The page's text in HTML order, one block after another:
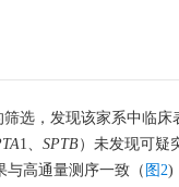
选，发现该家系中临
1、 SPTB）未发现可疑
与高通量测序一致（ 图2)